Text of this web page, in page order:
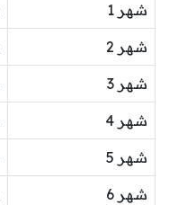
شهر 1
شهر 2
شهر 3
شهر 4
شهر 5
شهر 6